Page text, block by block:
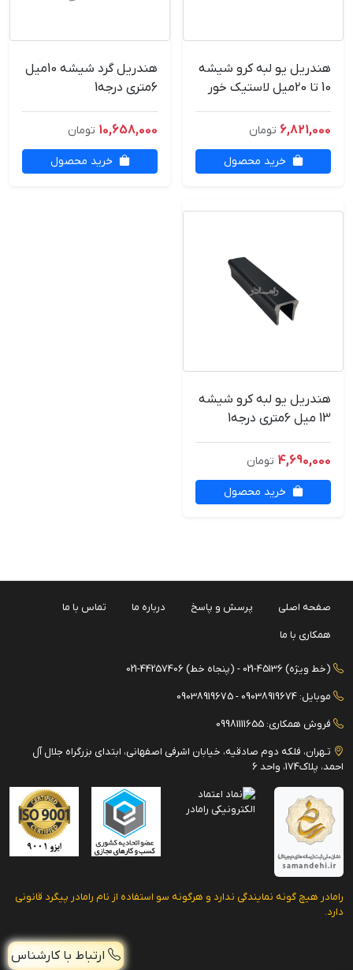
هندریل یو لبه کرو شیشه
10 تا 20میل لاستیک خور
6,821,000 تومان
خرید محصول
هندریل گرد شیشه 10میل
6متری درجه1
10,658,000 تومان
خرید محصول
هندریل یو لبه کرو شیشه
13 میل 6متری درجه1
4,690,000 تومان
خرید محصول
ارتباط با کارشناس
صفحه اصلی پرسش و پاسخ درباره ما تماس با ما
همکاری با ما
(خط ویژه) 45136-021 - (پنجاه خط) 44257406-021
موبایل: 09038919674 - 09038919675
فروش همکاری: 09981111655
تـهران، فلکه دوم صادقیه، خیابان اشرفی اصفهانی، ابتدای بزرگراه جلال آل
احمد، پلاک174، واحد 6
رامادر هیچ گونه نمایندگی ندارد و هرگونه سو استفاده از نام رامادر پیگرد قانونی
دارد.